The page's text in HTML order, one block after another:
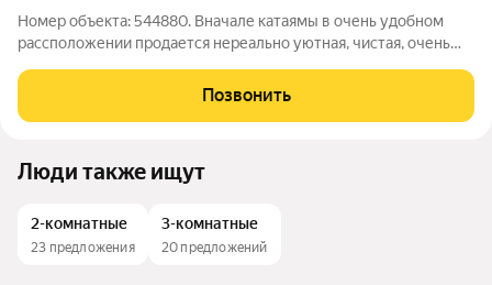
Номер объекта: 544880. Вначале катаямы в очень удобном
рассположении продается нереально уютная, чистая, очень
метров, классический чистый ремонт. Очень широкие
лестничные пролеты в подъезде,
Позвонить
Люди также ищут
2-комнатные
23 предложения
3-комнатные
20 предложений